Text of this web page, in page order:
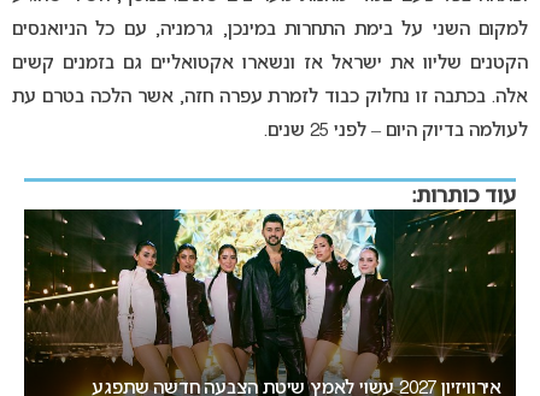
למקום השני על בימת התחרות במינכן, גרמניה, עם כל הניואנסים
הקטנים שליוו את ישראל אז ונשארו אקטואליים גם בזמנים קשים
אלה. בכתבה זו נחלוק כבוד לזמרת עפרה חזה, אשר הלכה בטרם עת
לעולמה בדיוק היום – לפני 25 שנים.
עוד כותרות:
אירוויזיון 2027 עשוי לאמץ שיטת הצבעה חדשה שתפגע